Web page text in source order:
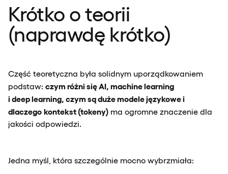
Krótko o teorii
(naprawdę krótko)
Część teoretyczna była solidnym uporządkowaniem
podstaw: czym różni się AI, machine learning
i deep learning, czym są duże modele językowe i
dlaczego kontekst (tokeny) ma ogromne znaczenie dla
jakości odpowiedzi.
Jedna myśl, która szczególnie mocno wybrzmiała: